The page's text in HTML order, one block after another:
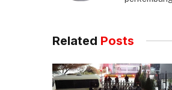
Related Posts